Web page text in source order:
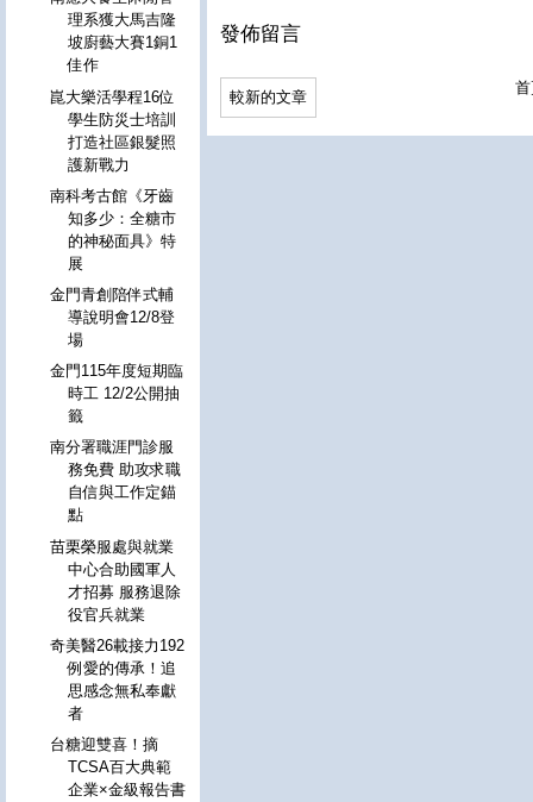
發佈留言
較新的文章
理系獲大馬吉隆
坡廚藝大賽1銅1
佳作
崑大樂活學程16位
學生防災士培訓
打造社區銀髮照
護新戰力
南科考古館《牙齒
知多少：全糖市
的神秘面具》特
展
金門青創陪伴式輔
導說明會12/8登
場
金門115年度短期臨
時工 12/2公開抽
籤
南分署職涯門診服
務免費 助攻求職
自信與工作定錨
點
苗栗榮服處與就業
中心合助國軍人
才招募 服務退除
役官兵就業
奇美醫26載接力192
例愛的傳承！追
思感念無私奉獻
者
台糖迎雙喜！摘
TCSA百大典範
企業×金級報告書